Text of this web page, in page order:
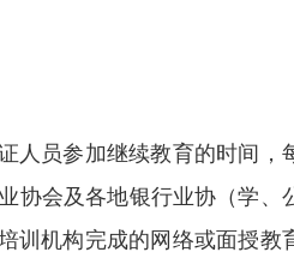
人员参加继续教育的时间，
协会及各地银行业协（学、
训机构完成的网络或面授教